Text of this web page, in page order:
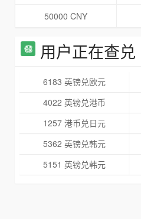
50000 CNY
用户正在查兑
6183 英镑兑欧元
4022 英镑兑港币
1257 港币兑日元
5362 英镑兑韩元
5151 英镑兑韩元